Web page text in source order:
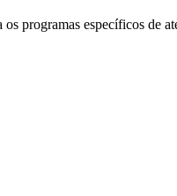
programas específicos de